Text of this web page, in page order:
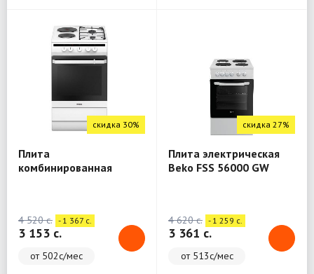
скидка 30%
Плита
комбинированная
4 520 c. - 1 367 c.
3 153 c.
от 502с/мес
скидка 27%
Плита электрическая
Beko FSS 56000 GW
4 620 c. - 1 259 c.
3 361 c.
от 513с/мес